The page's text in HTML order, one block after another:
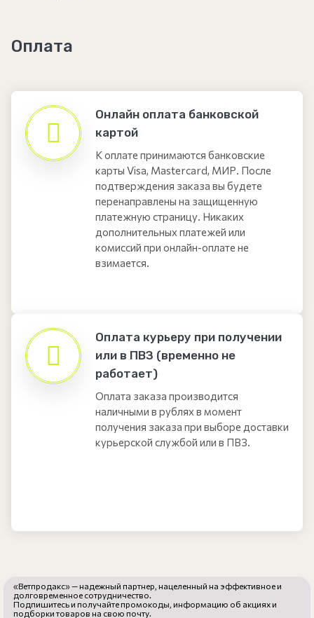
Оплата
Онлайн оплата банковской
картой
К оплате принимаются банковские
карты Visa, Mastercard, МИР. После
подтверждения заказа вы будете
перенаправлены на защищенную
платежную страницу. Никаких
дополнительных платежей или
комиссий при онлайн-оплате не
взимается.
Оплата курьеру при получении
или в ПВЗ (временно не
работает)
Оплата заказа производится
наличными в рублях в момент
получения заказа при выборе доставки
курьерской службой или в ПВЗ.
«Ветпродакс» — надежный партнер, нацеленный на эффективное и
долговременное сотрудничество.
Подпишитесь и получайте промокоды, информацию об акциях и
подборки товаров на свою почту.